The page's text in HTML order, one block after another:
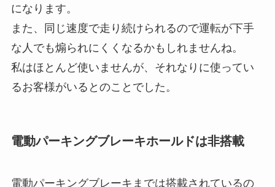
になります。
また、同じ速度で走り続けられるので運転が下手
な人でも煽られにくくなるかもしれませんね。
私はほとんど使いませんが、それなりに使ってい
るお客様がいるとのことでした。
電動パーキングブレーキホールドは非搭載
電動パーキングブレーキまでは搭載されているの